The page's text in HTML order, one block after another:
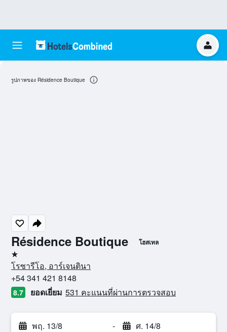
Résidence Boutique โฮสเทล
1 ดาว
โรซารีโอ, อาร์เจนตินา
+54 341 421 8148
8.7 ยอดเยี่ยม 531 คะแนนที่ผ่านการตรวจสอบ
พฤ. 13/8 - ศ. 14/8
รูปภาพของ Résidence Boutique